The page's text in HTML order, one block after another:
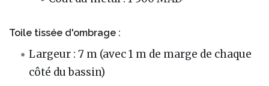
Toile tissée d'ombrage :
Largeur : 7 m (avec 1 m de marge de chaque
côté du bassin)